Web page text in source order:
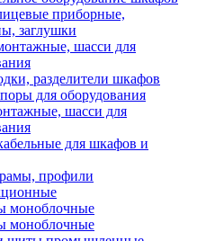
приборные,
заглушки
шасси для
разделители шкафов
для оборудования
шасси для
для шкафов и
профили